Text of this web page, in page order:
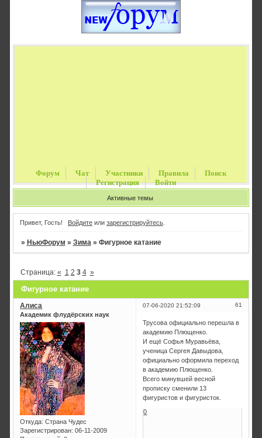
Форум Чат Участники Правила
Поиск
Регистрация
Войти
Активные темы
Привет, Гость! Войдитеили зарегистрируйтесь.
» НьюФорум » Зима » Фигурное катание
Фигурное катание
Страница: « 1 2 3 4 »
61
07-06-2020 21:52:09
Алиса
Академик флудёрских наук
Откуда: Страна Чудес
Зарегистрирован: 06-11-2009
Трусова официально перешла в
академию Плющенко.
И ещё Софья Муравьёва,
ученица Сергея Давыдова,
официально оформила переход
в академию Плющенко.
Всего минувшей весной
прописку сменили 13
фигуристов и фигуристок.
0